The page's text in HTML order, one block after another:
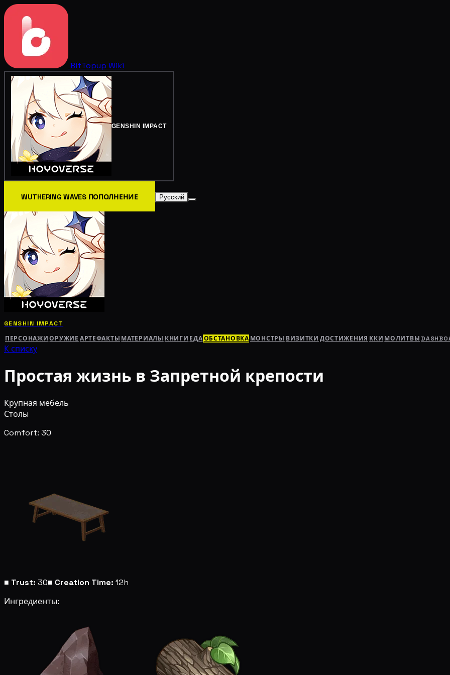
BitTopup Wiki
GENSHIN IMPACT
WUTHERING WAVES ПОПОЛНЕНИЕ Русский
GENSHIN IMPACT
ПЕРСОНАЖИ ОРУЖИЕ АРТЕФАКТЫ МАТЕРИАЛЫ КНИГИ ЕДАОБСТАНОВКА МОНСТРЫ ВИЗИТКИ ДОСТИЖЕНИЯ ККИ МОЛИТВЫ
К списку
Простая жизнь в Запретной крепости
Крупная мебель
Столы
Comfort: 30
■ Trust: 30■ Creation Time: 12h
Ингредиенты: